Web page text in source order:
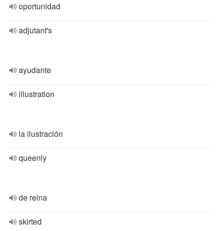
oportunidad
adjutant's
ayudante
illustration
la ilustración
queenly
de reina
skirted